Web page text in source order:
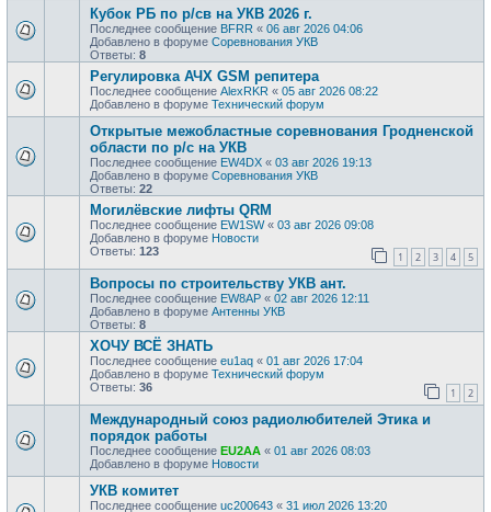
Кубок РБ по р/св на УКВ 2026 г.
Последнее сообщение BFRR « 06 авг 2026 04:06
Добавлено в форуме Соревнования УКВ
Ответы: 8
Регулировка АЧХ GSM репитера
Последнее сообщение AlexRKR « 05 авг 2026 08:22
Добавлено в форуме Технический форум
Открытые межобластные соревнования Гродненской
области по р/с на УКВ
Последнее сообщение EW4DX « 03 авг 2026 19:13
Добавлено в форуме Соревнования УКВ
Ответы: 22
Могилёвские лифты QRM
Последнее сообщение EW1SW« 03 авг 2026 09:08
Добавлено в форуме Новости
Ответы: 123 1 2 3 4 5
Вопросы по строительству УКВ ант.
Последнее сообщение EW8AP « 02 авг 2026 12:11
Добавлено в форуме Антенны УКВ
Ответы: 8
ХОЧУ ВСЁ ЗНАТЬ
Последнее сообщение eu1aq « 01 авг 2026 17:04
Добавлено в форуме Технический форум
Ответы: 36 1 2
Международный союз радиолюбителей Этика и
порядок работы
Последнее сообщение EU2AA « 01 авг 2026 08:03
Добавлено в форуме Новости
УКВ комитет
Последнее сообщение uc200643 « 31 июл 2026 13:20